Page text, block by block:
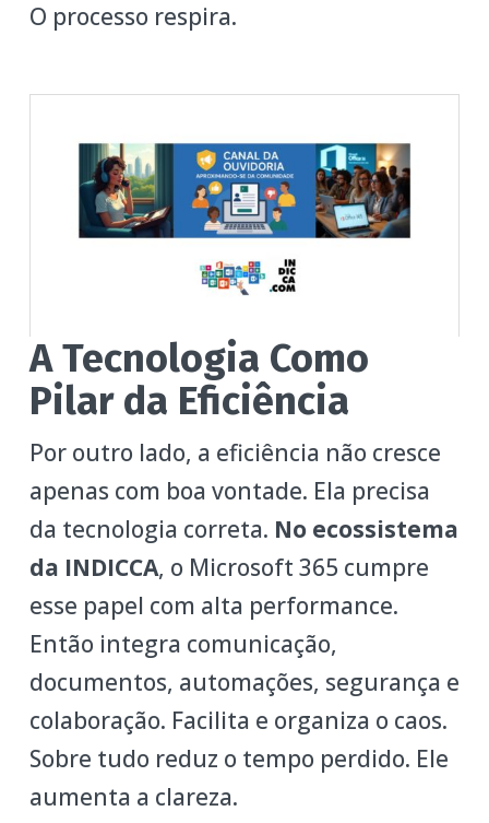
O processo respira.
A Tecnologia Como
Pilar da Eficiência
Por outro lado, a eficiência não cresce
apenas com boa vontade. Ela precisa
da tecnologia correta. No ecossistema
da INDICCA, o Microsoft 365 cumpre
esse papel com alta performance.
Então integra comunicação,
documentos, automações, segurança e
colaboração. Facilita e organiza o caos.
Sobre tudo reduz o tempo perdido. Ele
aumenta a clareza.